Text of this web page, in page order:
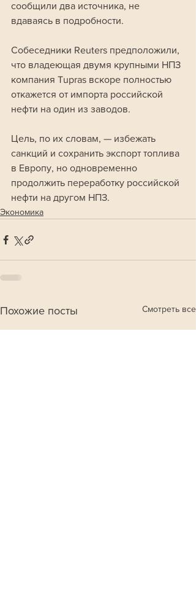
сообщили два источника, не
вдаваясь в подробности.
Собеседники Reuters предположили,
что владеющая двумя крупными НПЗ
компания Tupras вскоре полностью
откажется от импорта российской
нефти на один из заводов.
Цель, по их словам, — избежать
санкций и сохранить экспорт топлива
в Европу, но одновременно
продолжить переработку российской
нефти на другом НПЗ.
Экономика
Похожие посты Смотреть все